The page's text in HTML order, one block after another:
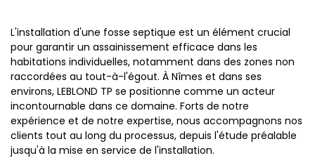
L'installation d'une fosse septique est un élément crucial
pour garantir un assainissement efficace dans les
habitations individuelles, notamment dans des zones non
raccordées au tout-à-l'égout. À Nîmes et dans ses
environs, LEBLOND TP se positionne comme un acteur
incontournable dans ce domaine. Forts de notre
expérience et de notre expertise, nous accompagnons nos
clients tout au long du processus, depuis l'étude préalable
jusqu'à la mise en service de l'installation.